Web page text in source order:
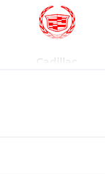
Cadillac